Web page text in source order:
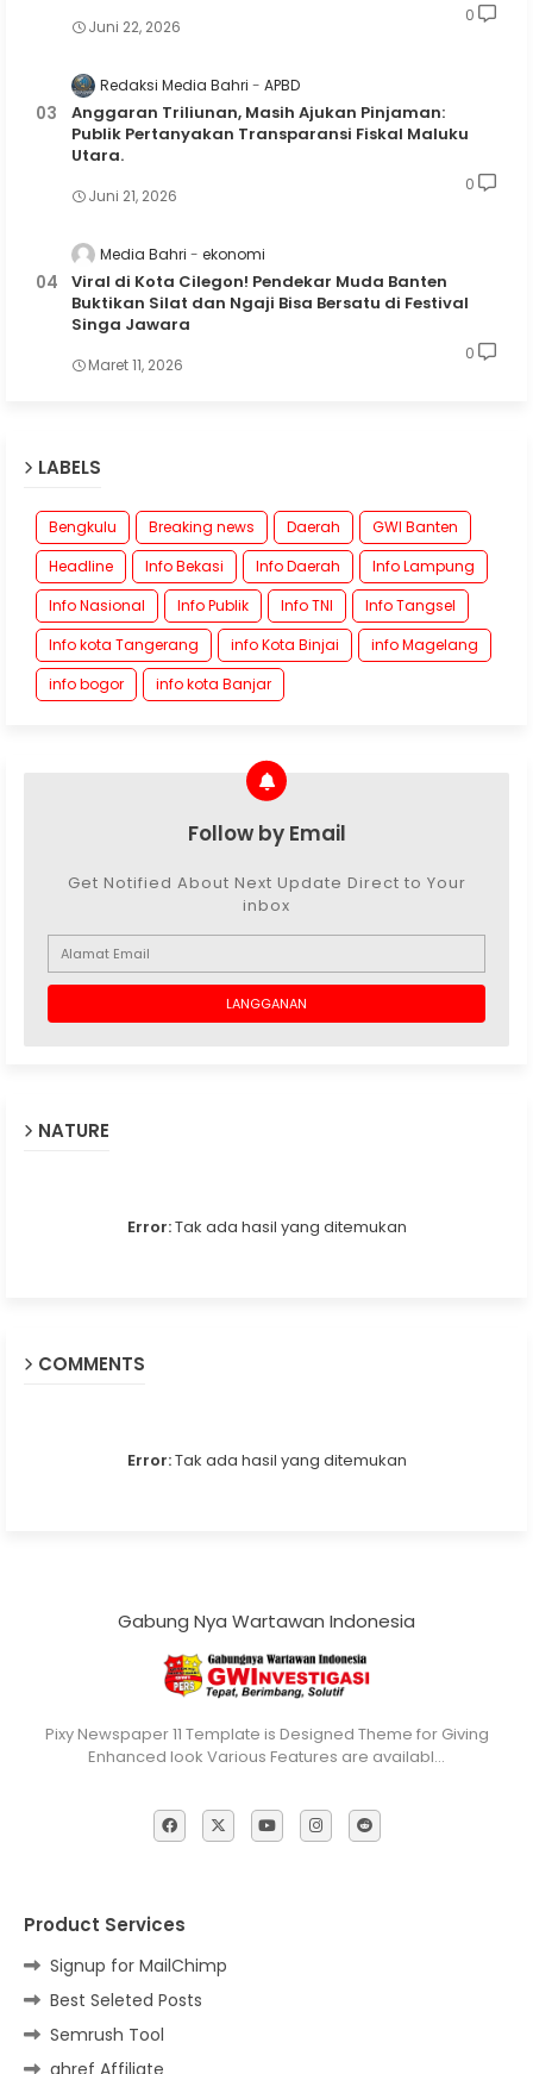
Juni 22, 2026
0
Redaksi Media Bahri APBD
Anggaran Triliunan, Masih Ajukan Pinjaman:
Publik Pertanyakan Transparansi Fiskal Maluku
Utara.
Juni 21, 2026
0
Media Bahri ekonomi
Viral di Kota Cilegon! Pendekar Muda Banten
Buktikan Silat dan Ngaji Bisa Bersatu di Festival
Singa Jawara
Maret 11, 2026
0
LABELS
Bengkulu Breaking news Daerah
GWI Banten
Headline
Info Bekasi Info Daerah
Info Lampung
Info Nasional
Info Publik Info TNI
Info Tangsel
Info kota Tangerang
info Kota Binjai
info Magelang
info bogor
info kota Banjar
Follow by Email
Get Notified About Next Update Direct to Your
inbox
NATURE
Error:Tak ada hasil yang ditemukan
COMMENTS
Error:Tak ada hasil yang ditemukan
Gabung Nya Wartawan Indonesia
Pixy Newspaper 11 Template is Designed Theme for Giving
Enhanced look Various Features are availabl…
Product Services
Signup for MailChimp
Best Seleted Posts
Semrush Tool